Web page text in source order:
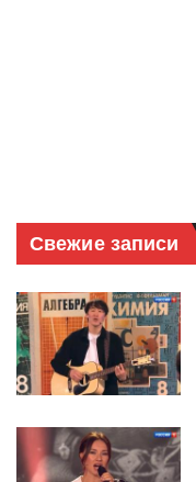
Свежие записи